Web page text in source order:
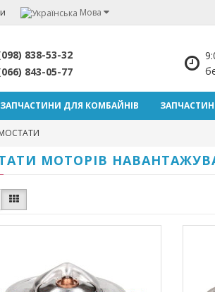
Мова
838-53-32
843-05-77
ЗАПЧАСТИНИ ДЛЯ КОМБАЙНІВ
МОТОРІВ